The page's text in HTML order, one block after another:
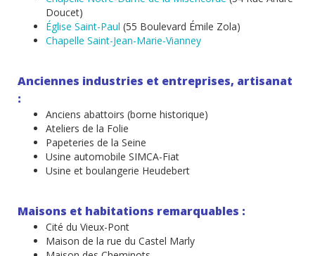
Doucet)
Église Saint-Paul (55 Boulevard Émile Zola)
Chapelle Saint-Jean-Marie-Vianney
Anciennes industries et entreprises, artisanat
:
Anciens abattoirs (borne historique)
Ateliers de la Folie
Papeteries de la Seine
Usine automobile SIMCA-Fiat
Usine et boulangerie Heudebert
Maisons et habitations remarquables :
Cité du Vieux-Pont
Maison de la rue du Castel Marly